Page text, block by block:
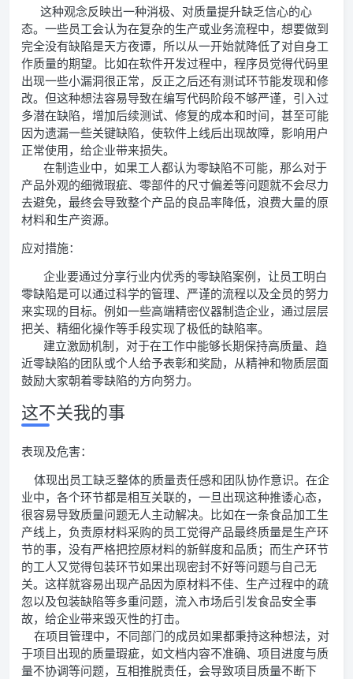
这种观念反映出一种消极、对质量提升缺乏信心的心
态。一些员工会认为在复杂的生产或业务流程中，想要做到
完全没有缺陷是天方夜谭，所以从一开始就降低了对自身工
作质量的期望。比如在软件开发过程中，程序员觉得代码里
出现一些小漏洞很正常，反正之后还有测试环节能发现和修
改。但这种想法容易导致在编写代码阶段不够严谨，引入过
多潜在缺陷，增加后续测试、修复的成本和时间，甚至可能
因为遗漏一些关键缺陷，使软件上线后出现故障，影响用户
正常使用，给企业带来损失。
在制造业中，如果工人都认为零缺陷不可能，那么对于
产品外观的细微瑕疵、零部件的尺寸偏差等问题就不会尽力
去避免，最终会导致整个产品的良品率降低，浪费大量的原
材料和生产资源。
应对措施：
企业要通过分享行业内优秀的零缺陷案例，让员工明白
零缺陷是可以通过科学的管理、严谨的流程以及全员的努力
来实现的目标。例如一些高端精密仪器制造企业，通过层层
把关、精细化操作等手段实现了极低的缺陷率。
建立激励机制，对于在工作中能够长期保持高质量、趋
近零缺陷的团队或个人给予表彰和奖励，从精神和物质层面
鼓励大家朝着零缺陷的方向努力。
这不关我的事
表现及危害：
体现出员工缺乏整体的质量责任感和团队协作意识。在企
业中，各个环节都是相互关联的，一旦出现这种推诿心态，
很容易导致质量问题无人主动解决。比如在一条食品加工生
产线上，负责原材料采购的员工觉得产品最终质量是生产环
节的事，没有严格把控原材料的新鲜度和品质；而生产环节
的工人又觉得包装环节如果出现密封不好等问题与自己无
关。这样就容易出现产品因为原材料不佳、生产过程中的疏
忽以及包装缺陷等多重问题，流入市场后引发食品安全事
故，给企业带来毁灭性的打击。
在项目管理中，不同部门的成员如果都秉持这种想法，对
于项目出现的质量瑕疵，如文档内容不准确、项目进度与质
量不协调等问题，互相推脱责任，会导致项目质量不断下